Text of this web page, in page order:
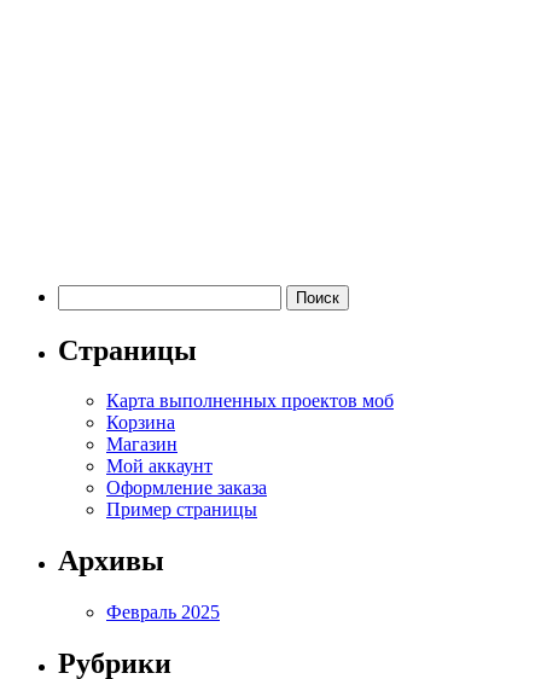
Страницы
Карта выполненных проектов моб
Корзина
Магазин
Мой аккаунт
Оформление заказа
Пример страницы
Архивы
Февраль 2025
Рубрики